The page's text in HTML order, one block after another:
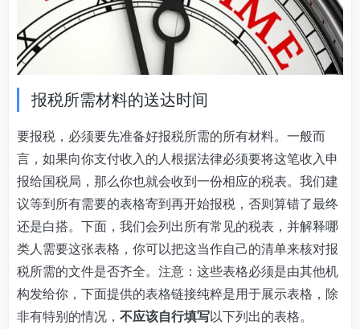
报税所需材料的送达时间
要报税，必须要先准备好报税所需的所有材料。一般而
言，如果向你支付收入的人根据法律必须要将这笔收入申
报给国税局，那么你也就会收到一份相应的税表。我们建
议等到所有需要的表格寄到再开始报税，否则算错了最终
还是白搭。下面，我们会列出所有常见的税表，并解释哪
类人需要这张表格，你可以把这当作自己的清单来核对报
税所需的文件是否齐全。注意：这些表格必须是由其他机
构发给你，下面提供的表格链接纯粹是用于展示表格，除
非有特别的情况， 不应该自行填写以下列出的表格。